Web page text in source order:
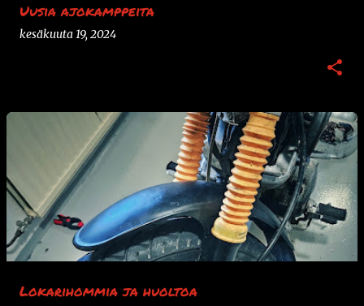
Uusia ajokamppeita
kesäkuuta 19, 2024
Lokarihommia ja huoltoa